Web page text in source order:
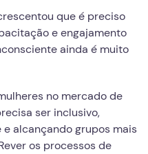
que é preciso
e engajamento
ainda é muito
no mercado de
ser inclusivo,
alcançando grupos mais
os processos de